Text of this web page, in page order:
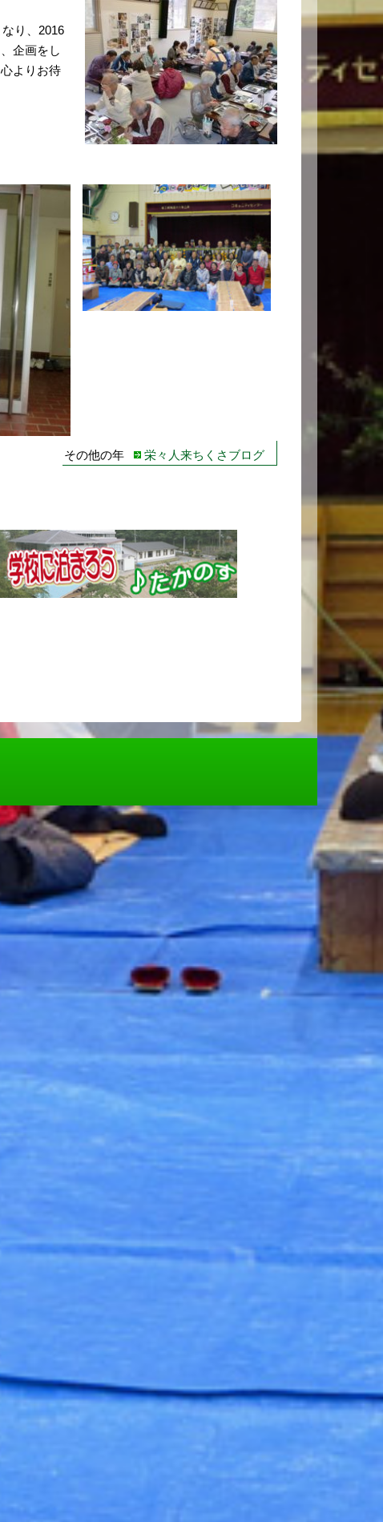
り、2016
企画をし
よりお待
その他の年 栄々人来ちくさブログ